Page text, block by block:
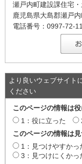
瀬戸内町建設課住宅
鹿児島県大島郡瀬戸
電話番号：0997-72-
より良いウェブサイト
ください
このページの情報は
1：役に立った
このページの情報は
1：見つけやすかっ
3：見つけにくかっ